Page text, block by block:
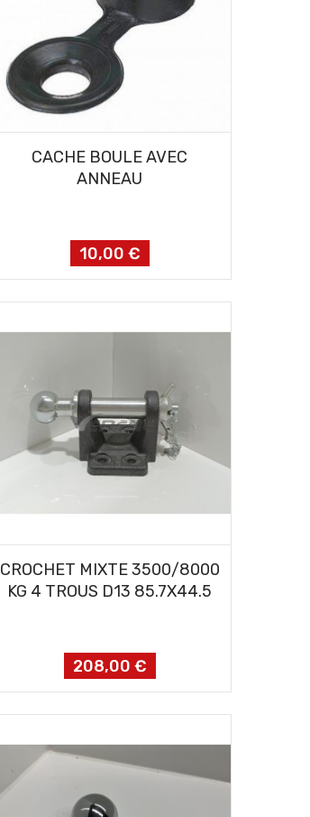
AJOUTER AU PANIER
CACHE BOULE AVEC
ANNEAU
Prix
10,00 €
AJOUTER AU PANIER
CROCHET MIXTE 3500/8000
KG 4 TROUS D13 85.7X44.5
Prix
208,00 €